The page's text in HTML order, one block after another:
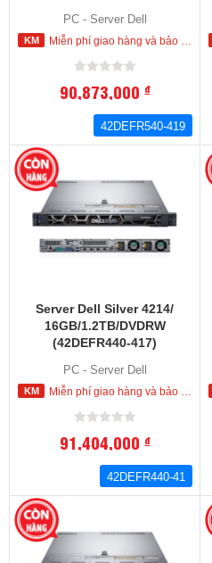
PC - Server Dell
Miễn phí giao hàng và bảo hành tận nơi trong nội thành HCM
90,873,000đ
42DEFR540-419
Server Dell Silver 4214/
16GB/1.2TB/DVDRW
(42DEFR440-417)
PC - Server Dell
Miễn phí giao hàng và bảo hành tận nơi trong nội thành HCM
91,404,000đ
42DEFR440-41